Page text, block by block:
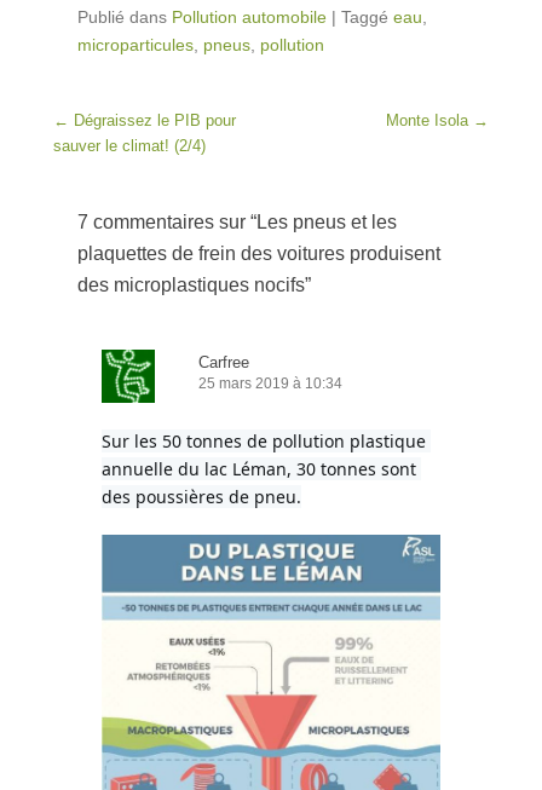
Publié dans Pollution automobile | Taggé eau
microparticules pneus pollution
Post navigation
← Dégraissez le PIB pour
sauver le climat! (2/4)
Monte Isola →
7 commentaires sur “Les pneus et les
plaquettes de frein des voitures produisent
des microplastiques nocifs”
Carfree
25 mars 2019 à 10:34
Sur les 50 tonnes de pollution plastique
annuelle du lac Léman, 30 tonnes sont
des poussières de pneu.